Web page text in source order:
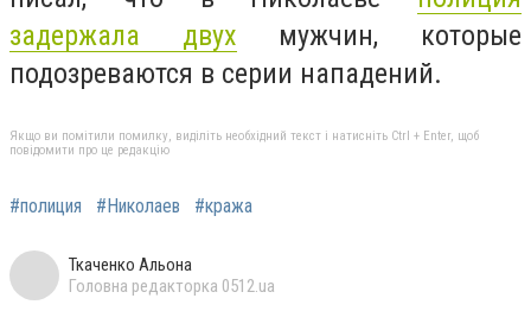
задержала двух мужчин, которые
подозреваются в серии нападений.
Якщо ви помітили помилку, виділіть необхідний текст і натисніть Ctrl + Enter, щоб
повідомити про це редакцію
#полиция #Николаев #кража
Ткаченко Альона
Головна редакторка 0512.ua